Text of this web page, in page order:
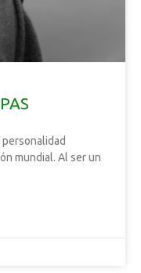
mundial. Al ser un